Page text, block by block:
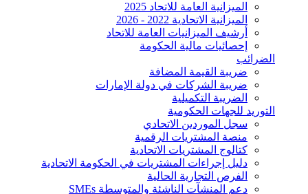
الميزانية العامة للاتحاد 2025
الميزانية الاتحادية 2022 - 2026
أرشيف الميزانيات العامة للاتحاد
إحصائيات مالية الحكومة
الضرائب
ضريبة القيمة المضافة
ضريبة الشركات في دولة الإمارات
الضريبة التكميلية
التوريد للجهات الحكومية
سجل الموردين الاتحادي
منصة المشتريات الرقمية
كتالوج المشتريات الاتحادية
دليل إجراءات المشتريات في الحكومة الاتحادية
الفرص التجارية الحالية
دعم المنشآت الناشئة والمتوسطة SMEs